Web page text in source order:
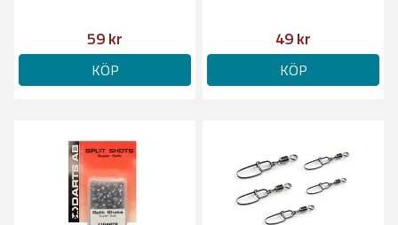
59 kr
KÖP
49 kr
KÖP